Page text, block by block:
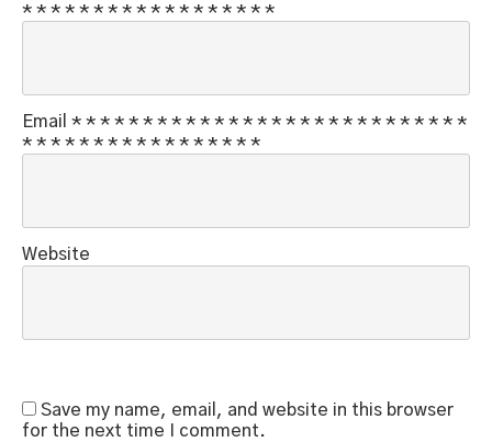
* * * * * * * * * * * * * * * * * *
Email * * * * * * * * * * * * * * * * * * * * * * * * * * * *
* * * * * * * * * * * * * * * * *
Website
Save my name, email, and website in this browser
for the next time I comment.